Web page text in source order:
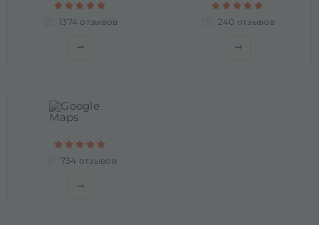
1374 отзывов 240 отзывов
734 отзывов